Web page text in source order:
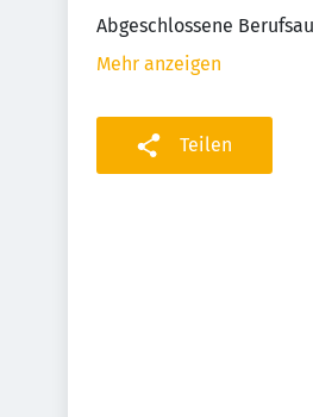
Abgeschlossene
Mehr anzeigen
Teilen